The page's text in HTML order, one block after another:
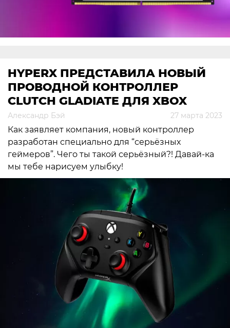
HYPERX ПРЕДСТАВИЛА НОВЫЙ
ПРОВОДНОЙ КОНТРОЛЛЕР
CLUTCH GLADIATE ДЛЯ XBOX
Александр Бэй 27 марта 2023
Как заявляет компания, новый контроллер
разработан специально для “серьёзных
геймеров”. Чего ты такой серьёзный?! Давай-ка
мы тебе нарисуем улыбку!